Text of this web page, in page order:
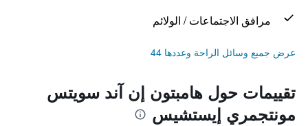
مرافق الاجتماعات / الولائم
عرض جميع وسائل الراحة وعددها 44
تقييمات حول هامبتون إن آند سويتس
مونتجمري إيستشيس